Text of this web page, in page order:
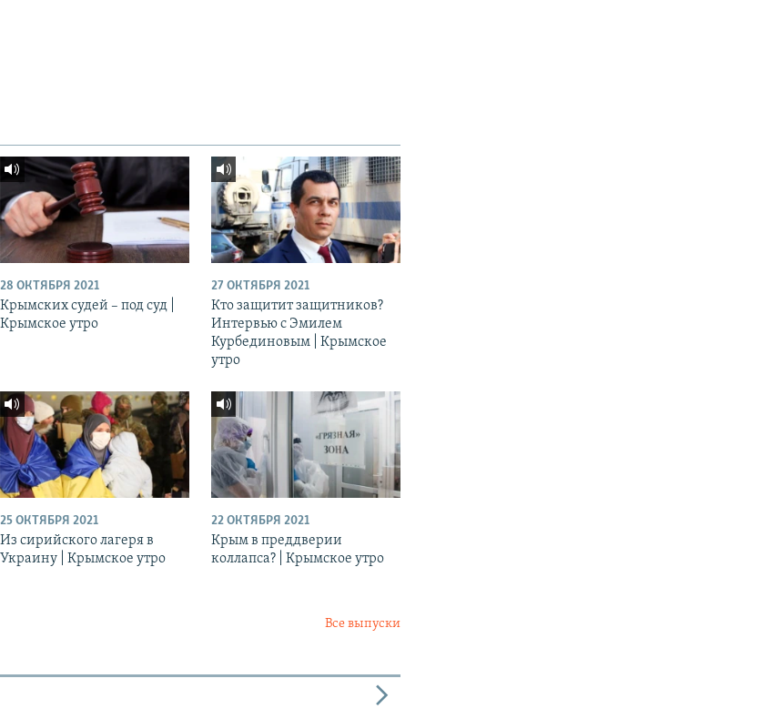
28 ОКТЯБРЯ 2021
Крымских судей – под суд |
Крымское утро
27 ОКТЯБРЯ 2021
Кто защитит защитников?
Интервью с Эмилем
Курбединовым | Крымское
утро
25 ОКТЯБРЯ 2021
Из сирийского лагеря в
Украину | Крымское утро
22 ОКТЯБРЯ 2021
Крым в преддверии
коллапса? | Крымское утро
Все выпуски